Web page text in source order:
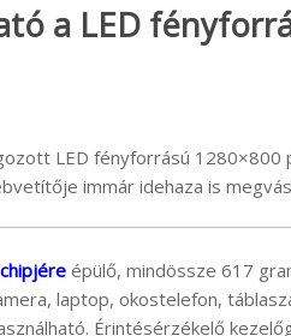
a LED
LED fényforrású 1280×800
immár idehaza is
épülő, mindössze 617
laptop, okostelefon,
Érintésérzékelő